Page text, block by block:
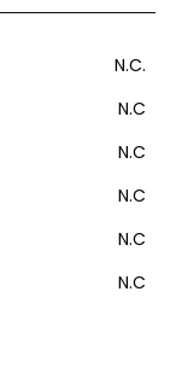
N.C.
N.C
N.C
N.C
N.C
N.C